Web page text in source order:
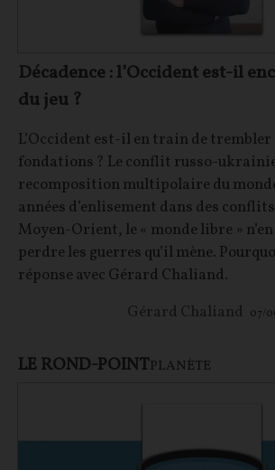
Décadence : l’Occident est-il
du jeu ?
L’Occident est-il en train de trembler
fondations ? Le conflit russo-
recomposition multipolaire du
années d’enlisement dans des
Moyen-Orient, le « monde libre »
perdre les guerres qu’il mène.
réponse avec Gérard Chaliand.
Gérard Chaliand 07/
LE ROND-POINTPLANÈTE